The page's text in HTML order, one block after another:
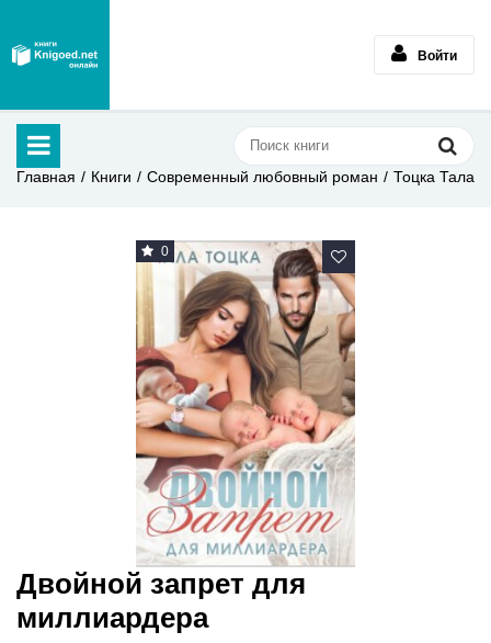
Войти
Главная Книги Современный любовный роман Тоцка Тала
0
Двойной запрет для
миллиардера